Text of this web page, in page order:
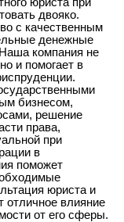
двояко.
с качественным
денежные
компания не
и помогает в
бизнесом,
решение
права,
при
в
поможет
юриста и
отличное влияние
от его сферы.